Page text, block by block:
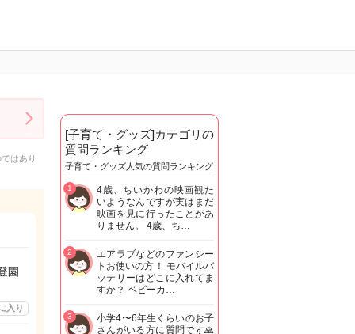
はあり
園
入り
[子育て・グッズ]カテゴリの
質問ランキング
子育て・グッズ人気の質問ランキング
4歳、ちいかわの映画観た
いようなんですが実はまだ
映画を見に行ったことがあ
りません。 4歳、ち…
1
エアラブなどのファンシー
トお使いの方！ モバイルバ
ッテリーはどこに入れてま
すか？ ベビーカ…
2
小学4〜6年生くらいのお子
さんがいる方に質問です🙏
3